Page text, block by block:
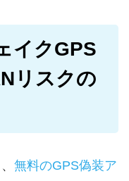
イクGPS
リスクの
無料のGPS偽装ア